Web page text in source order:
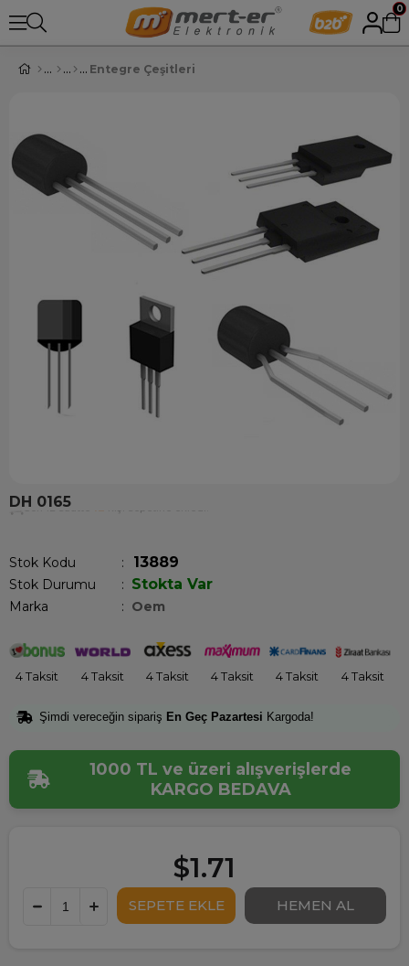
0
Entegre Çeşitleri
DH 0165
Stok Kodu 13889
Stok Durumu : Stokta Var
Marka : Oem
4 Taksit 4 Taksit 4 Taksit 4 Taksit 4 Taksit 4 Taksit
Şimdi vereceğin sipariş En Geç Pazartesi Kargoda!
1000 TL ve üzeri alışverişlerde
KARGO BEDAVA
$1.71